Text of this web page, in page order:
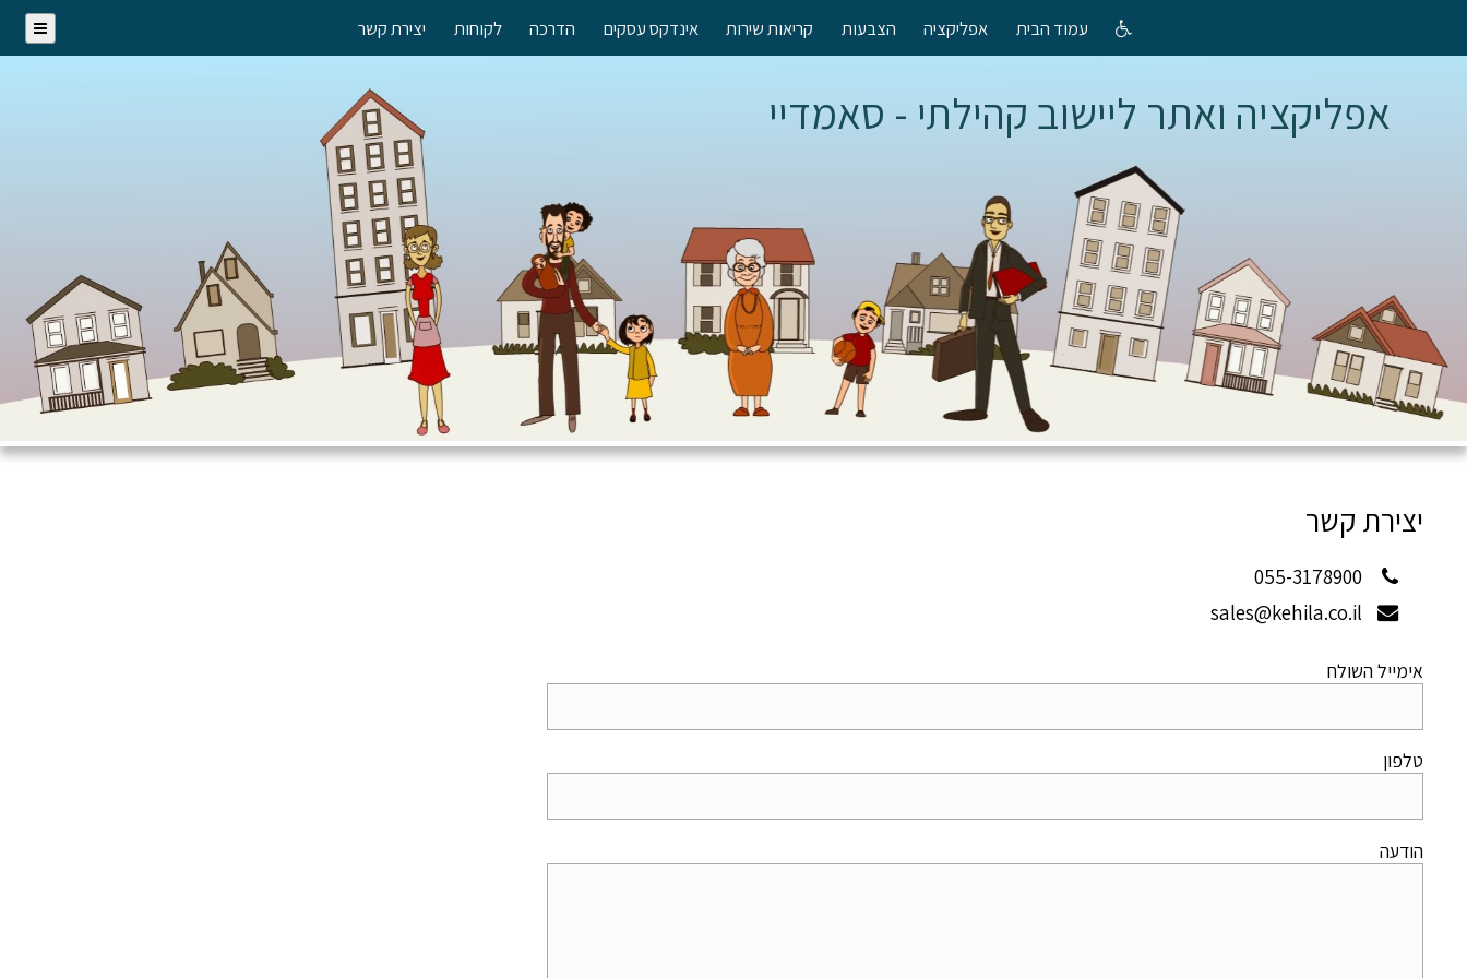
עמוד הבית אפליקציה הצבעות קריאות שירות אינדקס עסקים הדרכה לקוחות יצירת קשר
אפליקציה ואתר ליישוב קהילתי - סאמדיי
יצירת קשר
055-3178900
sales@kehila.co.il
אימייל השולח
טלפון
הודעה